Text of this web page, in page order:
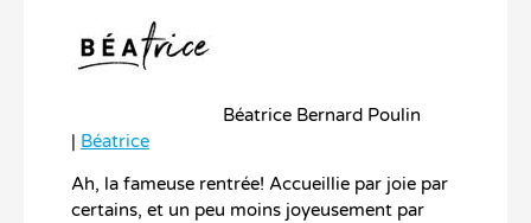
Béatrice Bernard Poulin
| Béatrice
Ah, la fameuse rentrée! Accueillie par joie par
certains, et un peu moins joyeusement par